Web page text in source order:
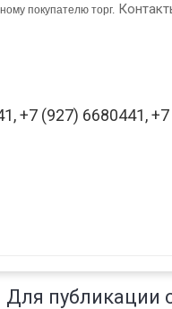
покупателю торг.
+7 (927) 6680441,
Для публикации